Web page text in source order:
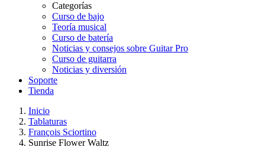
Categorías
Curso de bajo
Teoría musical
Curso de batería
Noticias y consejos sobre Guitar Pro
Curso de guitarra
Noticias y diversión
Soporte
Tienda
Inicio
Tablaturas
François Sciortino
Sunrise Flower Waltz